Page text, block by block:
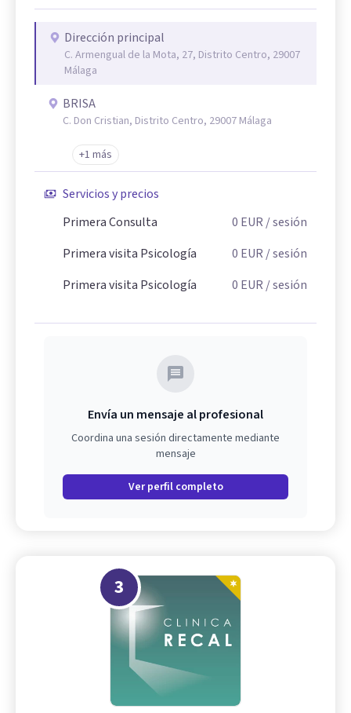
Dirección principal
C. Armengual de la Mota, 27, Distrito Centro, 29007
Málaga
BRISA
C. Don Cristian, Distrito Centro, 29007 Málaga
+1 más
Servicios y precios
Primera Consulta
0 EUR / sesión
Primera visita Psicología
0 EUR / sesión
Primera visita Psicología
0 EUR / sesión
Envía un mensaje al profesional
Coordina una sesión directamente mediante
mensaje
Ver perfil completo
3